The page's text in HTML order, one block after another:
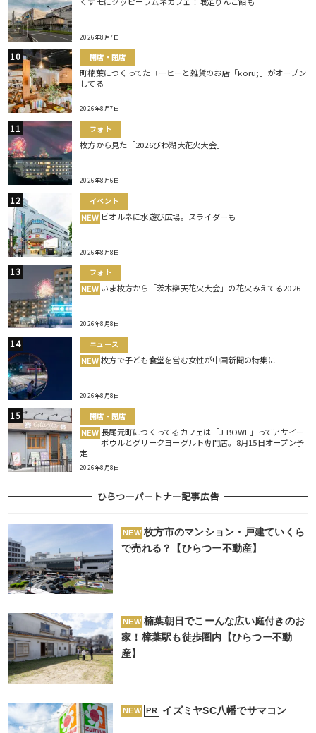
2026年8月7日
開店・閉店
町楠葉につくってたコーヒーと雑貨のお店「koru;」がオープン
してる
2026年8月7日
フォト
枚方から見た「2026びわ湖大花火大会」
2026年8月6日
イベント
NEW ビオルネに水遊び広場。スライダーも
2026年8月8日
フォト
NEW いま枚方から「茨木辯天花火大会」の花火みえてる2026
2026年8月8日
ニュース
NEW 枚方で子ども食堂を営む女性が中国新聞の特集に
2026年8月8日
開店・閉店
NEW 長尾元町につくってるカフェは「J BOWL」ってアサイー
ボウルとグリークヨーグルト専門店。8月15日オープン予
定
2026年8月8日
ひらつーパートナー記事広告
NEW 枚方市のマンション・戸建ていくら
で売れる？【ひらつー不動産】
NEW 楠葉朝日でこーんな広い庭付きのお
家！樟葉駅も徒歩圏内【ひらつー不動
産】
NEW PR イズミヤSC八幡でサマコン